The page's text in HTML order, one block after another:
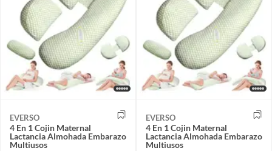
EVERSO
4 En 1 Cojin Maternal
Lactancia Almohada Embarazo
Multiusos
EVERSO
4 En 1 Cojin Maternal
Lactancia Almohada Embarazo
Multiusos